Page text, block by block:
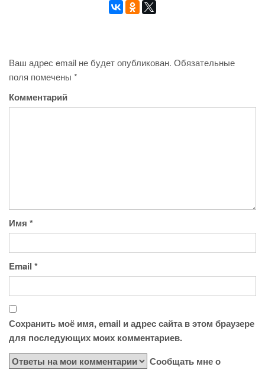
Ваш адрес email не будет опубликован. Обязательные
поля помечены *
Комментарий
Имя *
Email *
Сохранить моё имя, email и адрес сайта в этом браузере
для последующих моих комментариев.
Сообщать мне о